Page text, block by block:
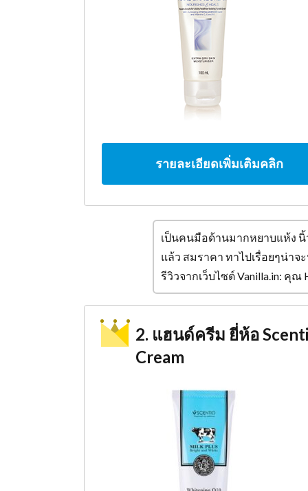
รายละเอียดเพิ่มเติมคลิก
เป็นคนมือด้านมากหยาบแห้ง
แล้ว สมราคา ทาไปเรื่อยๆน่าจ
รีวิวจากเว็บไซต์ Vanilla.in: คุณ
2. แฮนด์ครีม ยี่ห้อ
Cream